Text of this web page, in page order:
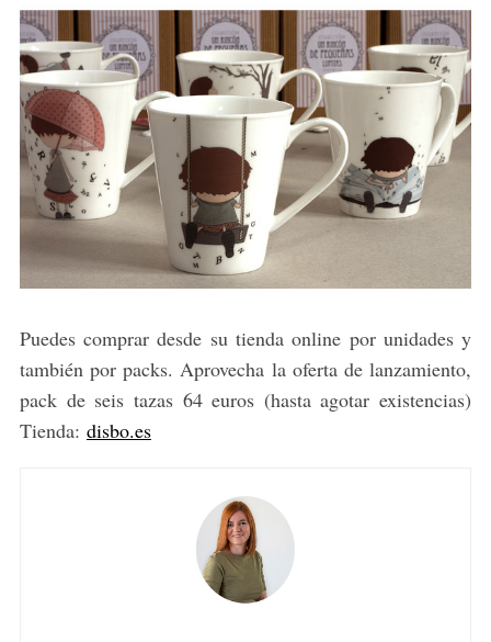
Puedes comprar desde su tienda online por unidades y
también por packs. Aprovecha la oferta de lanzamiento,
pack de seis tazas 64 euros (hasta agotar existencias)
Tienda: disbo.es